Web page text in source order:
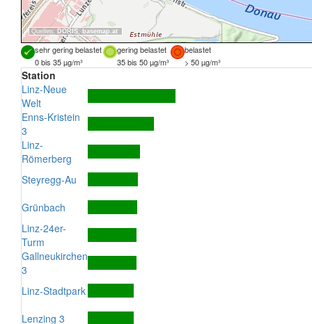
Quellen: DORIS, basemap.at
sehr gering belastet gering belastet
belastet
0 bis 35 µg/m³
35 bis 50 µg/m³ > 50 µg/m³
Station
Linz-Neue
Welt
Enns-Kristein
3
Linz-
Römerberg
Steyregg-Au
Grünbach
Linz-24er-
Turm
Gallneukirchen
3
Linz-Stadtpark
Lenzing 3